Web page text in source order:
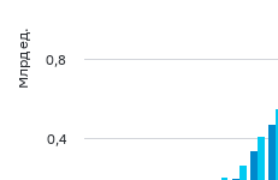
Млрд ед.
0,4
0,8